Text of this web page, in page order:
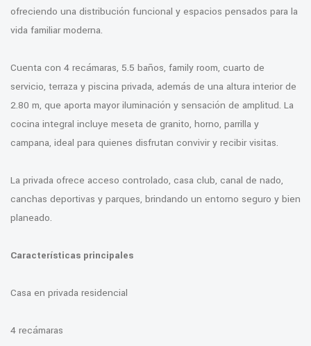
ofreciendo una distribución funcional y espacios pensados para la
vida familiar moderna.
Cuenta con 4 recámaras, 5.5 baños, family room, cuarto de
servicio, terraza y piscina privada, además de una altura interior de
2.80 m, que aporta mayor iluminación y sensación de amplitud. La
cocina integral incluye meseta de granito, horno, parrilla y
campana, ideal para quienes disfrutan convivir y recibir visitas.
La privada ofrece acceso controlado, casa club, canal de nado,
canchas deportivas y parques, brindando un entorno seguro y bien
planeado.
Características principales
Casa en privada residencial
4 recámaras